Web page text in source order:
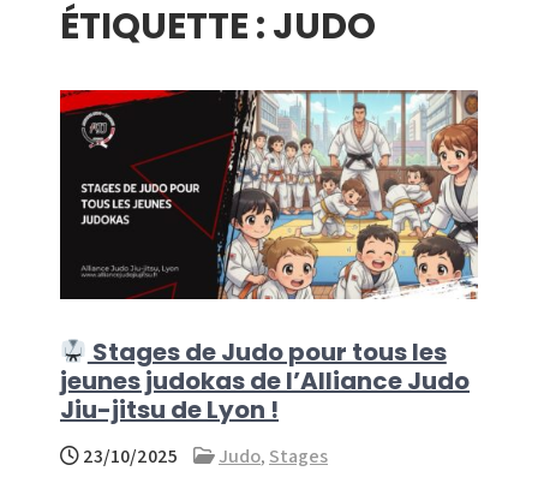
ÉTIQUETTE :JUDO
Stages de Judo pour tous les
jeunes judokas de l’Alliance Judo
Jiu-jitsu de Lyon !
23/10/2025 Judo, Stages